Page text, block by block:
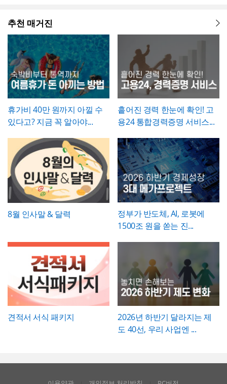
랍니다. 하자여부는 실제 현장 점검 결과에 따
용을 구체적으로 기재해 향후 보수 책임의 근
거로 삼을 수 있도록 하는 것이 좋습니다. 마
지막으로 발주처와 시공사 양측의 서명은 실
제 현장 검수에 참여한 담당자가 직접 하도록
하여, 이 확인서가 형식적 서류가 아니라 실질
적인 검증을 거친 문서로서의 효력을 갖도록
관리하시기 바랍니다.
측면에서도 함께 검토
💡 작성 팁
개선 계획서는 현황과 문제점을 최대한 구체
적인 수치로 제시하는 것이 설득력의 핵심
입
니다. "노후화되었다", "느리다"처럼 막연한
표현 대신 실제 사용연수, 장애 발생 빈도, 소
요 시간 등 정량적 근거를 제시하면 개선의 필
요성이 훨씬 명확하게 전달됩니다. 개선 목표
는 문제점에서 언급한 리스크가 해소되는 방
향으로 구체적으로 서술하고, 기대효과는 가
능한 한 수치화(업무시간 단축 몇 시간, 만족
도 개선 등)해 목표와의 인과관계가 드러나도
록 작성하는 것이 좋습니다.
보를 전달할 수 있도록 디자인되었습니다. 내
지는 깔끔한 그레이 톤으로 정리되어 있어 복
잡한 내용도 가독성 있게 담을 수 있으며, 아
웃도어 광고 마케팅 제안서부터 미디어 매체
소개서, 광고 캠페인 기획안, 브랜드 마케팅
전략서까지 다양한 문서를 보기 쉽게 제작할
수 있습니다. 광고대행사의 옥외광고 매체 소
개, 브랜드의 캠페인 기획 발표, 마케팅 대행
제안, 미디어 플래닝 보고 자료 등 실무에 필
요한 내용을 효과적으로 정리할 수 있으며, 광
광고 업체 등 다양한 분야에서 활용하기 좋습
니다. 특히 임팩트 있고 트렌디한 톤으로 크리
에이티브한 인상을 남겨야 하는 실무자와 기
획자에게 추천하는 템플릿입니다.
케팅 대행 제안서 등으로 다양하게 활용할 수
있습니다.
▪️ 다이어그램 페이지를 활용하면 캠페인 진행
프로세스, 매체 집행 일정, 성과 지표 등을 한
눈에 보기 쉽게 정리할 수 있습니다.
▪️ 문구와 이미지 교체만으로 옥외광고 매체 제
안서, 브랜드 마케팅 전략서, 광고 실적 보고
자료 등 다양한 주제로 응용 가능합니다.
▪️ 블랙&라임그린의 강렬한 컬러 대비 덕분에
발표 자료를 만들 때 감각적이고 임팩트 있는
인상을 남길 수 있습니다.
* 해당 템플릿에 사용된 폰트는 [ Cafe24 PRO
Slim Max ] 입니다.
폰트가 없을 경우 기본 폰트로 보입니다.
* 폰트는 따로 제공되지 않으므로 다운로드
파워포인트 > 배경템플릿 > 비즈니스/금융
배경템플릿 12P
추천 매거진
휴가비 40만 원까지 아낄 수
있다고? 지금 꼭 알아야...
흩어진 경력 한눈에 확인! 고
용24 통합경력증명 서비스...
8월 인사말 & 달력
정부가 반도체, AI, 로봇에
1500조 원을 쏟는 진...
견적서 서식 패키지
2026년 하반기 달라지는 제
도 40선, 우리 사업엔 ...